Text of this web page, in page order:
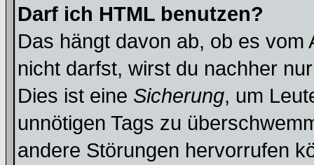
Darf ich HTML benutzen?
Das hängt davon ab, ob es
nicht darfst, wirst du nachher
Dies ist eine Sicherung, um
unnötigen Tags zu
andere Störungen hervorrufen